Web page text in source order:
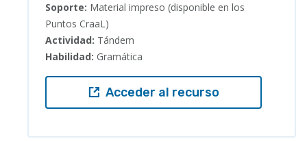
Soporte: Material impreso (disponible en los
Puntos CraaL)
Actividad: Tándem
Habilidad: Gramática
Acceder al recurso